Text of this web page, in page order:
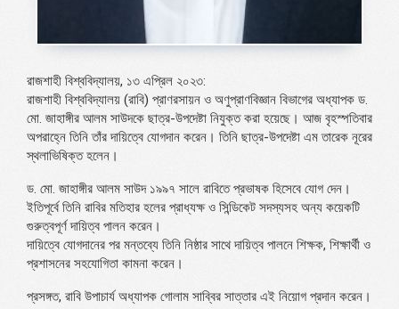
রাজশাহী বিশ্ববিদ্যালয়, ১৩ এপ্রিল ২০২৩:
রাজশাহী বিশ্ববিদ্যালয় (রাবি) প্রাণরসায়ন ও অণুপ্রাণবিজ্ঞান বিভাগের অধ্যাপক ড.
মো. জাহাঙ্গীর আলম সাউদকে ছাত্র-উপদেষ্টা নিযুক্ত করা হয়েছে। আজ বৃহস্পতিবার
অপরাহ্নে তিনি তাঁর দায়িত্বে যোগদান করেন। তিনি ছাত্র-উপদেষ্টা এম তারেক নূরের
স্থলাভিষিক্ত হলেন।
ড. মো. জাহাঙ্গীর আলম সাউদ ১৯৯৭ সালে রাবিতে প্রভাষক হিসেবে যোগ দেন।
ইতিপূর্বে তিনি রাবির মতিহার হলের প্রাধ্যক্ষ ও সিন্ডিকেট সদস্যসহ অন্য কয়েকটি
গুরুত্বপূর্ণ দায়িত্ব পালন করেন।
দায়িত্বে যোগদানের পর মন্তব্যে তিনি নিষ্ঠার সাথে দায়িত্ব পালনে শিক্ষক, শিক্ষার্থী ও
প্রশাসনের সহযোগিতা কামনা করেন।
প্রসঙ্গত, রাবি উপাচার্য অধ্যাপক গোলাম সাব্বির সাত্তার এই নিয়োগ প্রদান করেন।